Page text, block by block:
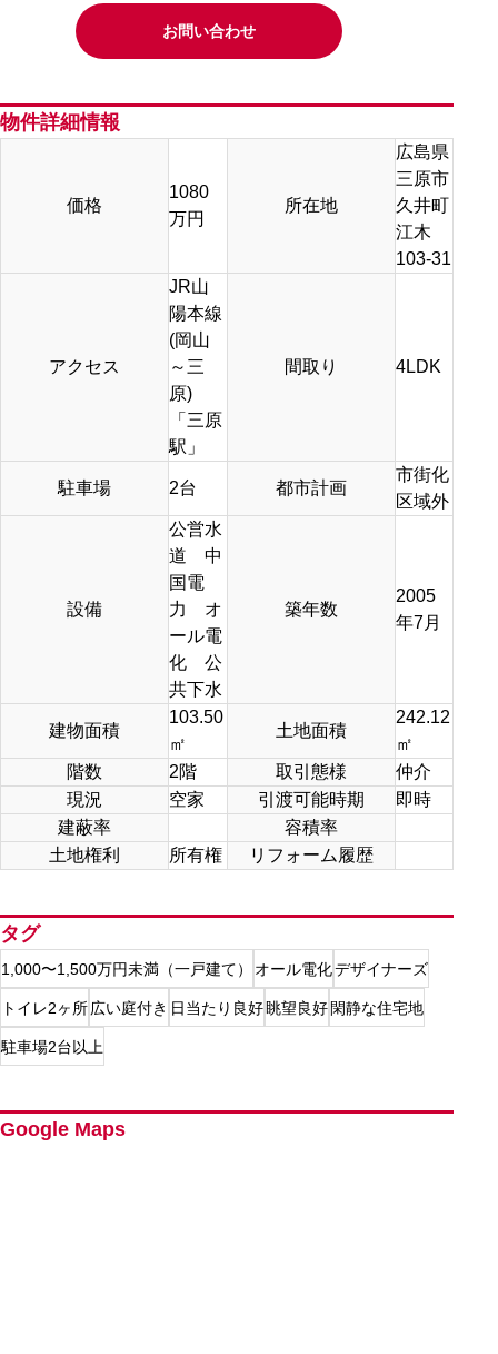
お問い合わせ
物件詳細情報
価格
1080
万円
所在地
広島県
三原市
久井町
江木
103-31
アクセス
JR山
陽本線
(岡山
～三
原)
「三原
駅」
間取り 4LDK
駐車場 2台 都市計画
市街化
区域外
設備
公営水
道 中
国電
力 オ
ール電
化 公
共下水
築年数
2005
年7月
建物面積
103.50
㎡
土地面積
242.12
㎡
階数
2階 取引態様
仲介
現況
空家 引渡可能時期
即時
建蔽率
容積率
土地権利
所有権 リフォーム履歴
タグ
1,000〜1,500万円未満（一戸建て） オール電化デザイナーズ
トイレ2ヶ所広い庭付き 日当たり良好眺望良好閑静な住宅地
駐車場2台以上
Google Maps